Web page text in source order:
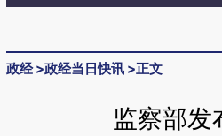
政经>政经当日快讯 >正文
监察部发